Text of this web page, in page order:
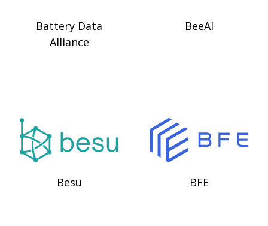
Battery Data
Alliance
BeeAI
Besu BFE